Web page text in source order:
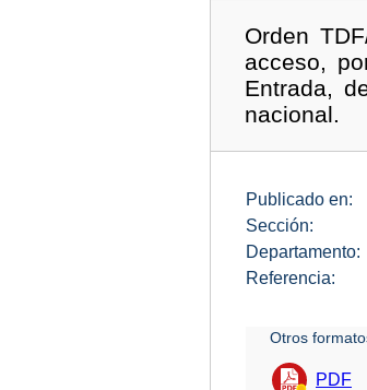
Orden
acceso,
Entrada,
nacional.
Publicado en:
Sección:
Departamento:
Referencia:
Otros
PDF